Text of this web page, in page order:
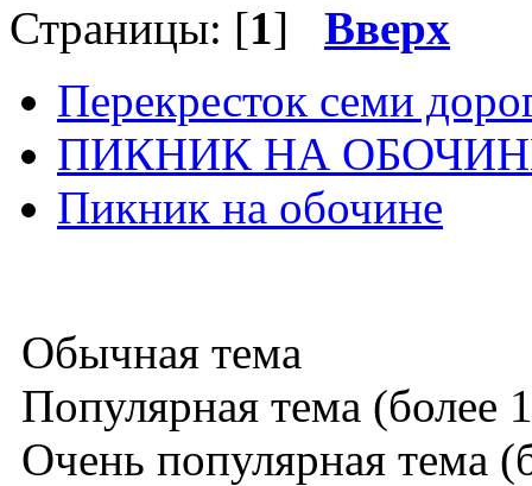
Страницы: [1] Вверх
Перекресток семи
ПИКНИК НА
Пикник на обочине
Обычная тема
Популярная тема (более
Очень популярная тема